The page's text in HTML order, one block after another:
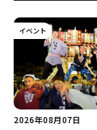
イベント
2026年08月07日